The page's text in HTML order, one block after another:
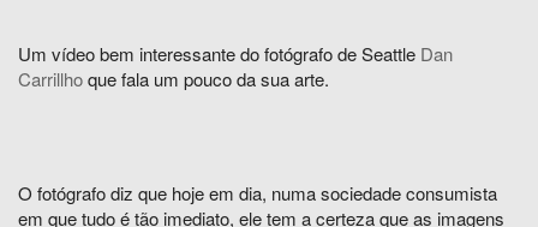
Um vídeo bem interessante do fotógrafo de Seattle Dan
Carrillhoque fala um pouco da sua arte.
O fotógrafo diz que hoje em dia, numa sociedade consumista
em que tudo é tão imediato, ele tem a certeza que as imagens